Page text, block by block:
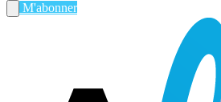
M'abonner